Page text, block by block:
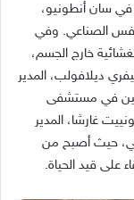
سان أنطونيو،
الصناعي. وفي
خارج الجسم،
ديلافولب، المدير
في مستشفى
غارشا، المدير
حيث أصبح من
على قيد الحياة.